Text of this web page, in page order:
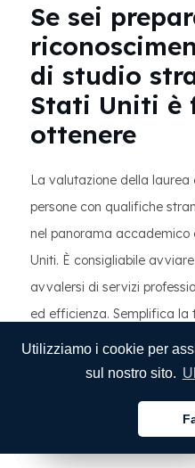
Utilizziamo i cookie per
sul nostro sito.
Se sei
di studio
Stati Uniti è
ottenere
La valutazione della
persone con qualifiche
nel panorama accademico
Uniti. È consigliabile
avvalersi di servizi
ed efficienza. Semplifica la
Uniti utilizzando i servizi
esigenze di traduzione di
su MotaWord
Italiano
Italiano
Italiano